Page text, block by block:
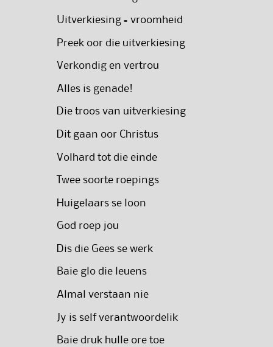
Uitverkiesing = vroomheid
Preek oor die uitverkiesing
Verkondig en vertrou
Alles is genade!
Die troos van uitverkiesing
Dit gaan oor Christus
Volhard tot die einde
Twee soorte roepings
Huigelaars se loon
God roep jou
Dis die Gees se werk
Baie glo die leuens
Almal verstaan nie
Jy is self verantwoordelik
Baie druk hulle ore toe